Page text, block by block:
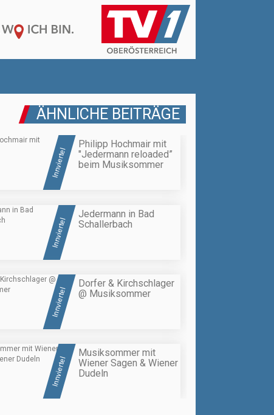
ÄHNLICHE BEITRÄGE
Innviertel
Philipp Hochmair mit
"Jedermann reloaded”
beim Musiksommer
Innviertel
Jedermann in Bad
Schallerbach
Innviertel
Dorfer & Kirchschlager
@ Musiksommer
Innviertel
Musiksommer mit
Wiener Sagen & Wiener
Dudeln